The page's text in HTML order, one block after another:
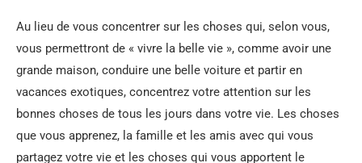
Au lieu de vous concentrer sur les choses qui, selon vous,
vous permettront de « vivre la belle vie », comme avoir une
grande maison, conduire une belle voiture et partir en
vacances exotiques, concentrez votre attention sur les
bonnes choses de tous les jours dans votre vie. Les choses
que vous apprenez, la famille et les amis avec qui vous
partagez votre vie et les choses qui vous apportent le